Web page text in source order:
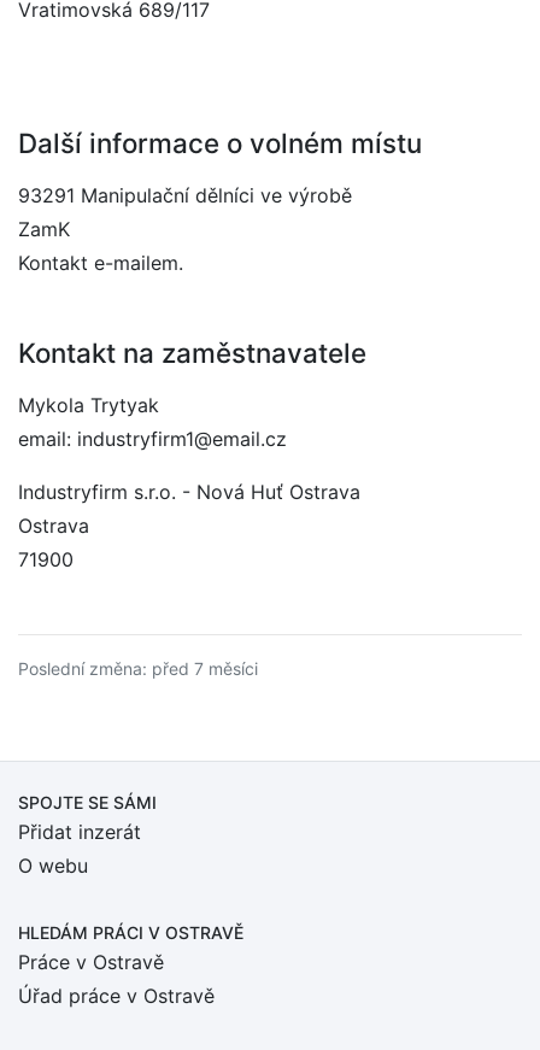
Vratimovská 689/117
Další informace o volném místu
93291 Manipulační dělníci ve výrobě
ZamK
Kontakt e-mailem.
Kontakt na zaměstnavatele
Mykola Trytyak
email: industryfirm1@email.cz
Industryfirm s.r.o. - Nová Huť Ostrava
Ostrava
71900
Poslední změna: před 7 měsíci
SPOJTE SE SÁMI
Přidat inzerát
O webu
HLEDÁM PRÁCI V OSTRAVĚ
Práce v Ostravě
Úřad práce v Ostravě